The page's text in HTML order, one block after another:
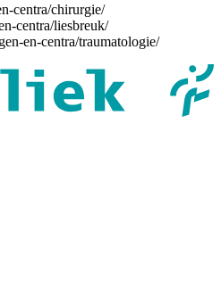
centra/chirurgie/
centra/liesbreuk/
en-centra/traumatologie/